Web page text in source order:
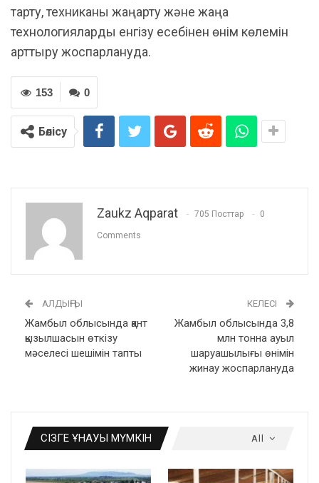
тарту, техниканы жаңарту және жаңа
технологияларды енгізу есебінен өнім көлемін
арттыру жоспарлануда.
0
153
Бөлісу
Zaukz Aqparat 705 Посттар 0
Comments
АЛДЫҢҒЫ
Жамбыл облысында қант
қызылшасын өткізу
мәселесі шешімін тапты
КЕЛЕСІ
Жамбыл облысында 3,8
млн тонна ауыл
шаруашылығы өнімін
жинау жоспарлануда
All
СІЗГЕ ҰНАУЫ МҮМКІН